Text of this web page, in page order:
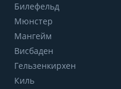
Билефельд
Мюнстер
Мангейм
Висбаден
Гельзенкирхен
Киль